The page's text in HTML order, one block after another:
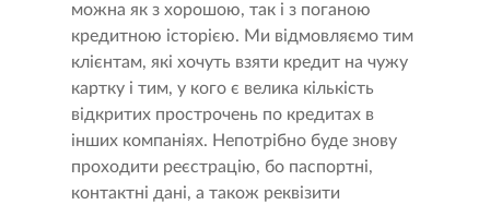
можна як з хорошою, так і з поганою
кредитною історією. Ми відмовляємо тим
клієнтам, які хочуть взяти кредит на чужу
картку і тим, у кого є велика кількість
відкритих прострочень по кредитах в
інших компаніях. Непотрібно буде знову
проходити реєстрацію, бо паспортні,
контактні дані, а також реквізити